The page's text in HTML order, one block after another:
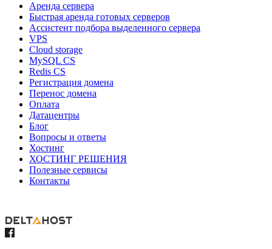
Аренда сервера
Быстрая аренда готовых серверов
Ассистент подбора выделенного сервера
VPS
Cloud storage
MySQL CS
Redis CS
Регистрация домена
Перенос домена
Оплата
Датацентры
Блог
Вопросы и ответы
Хостинг
ХОСТИНГ РЕШЕНИЯ
Полезные сервисы
Контакты